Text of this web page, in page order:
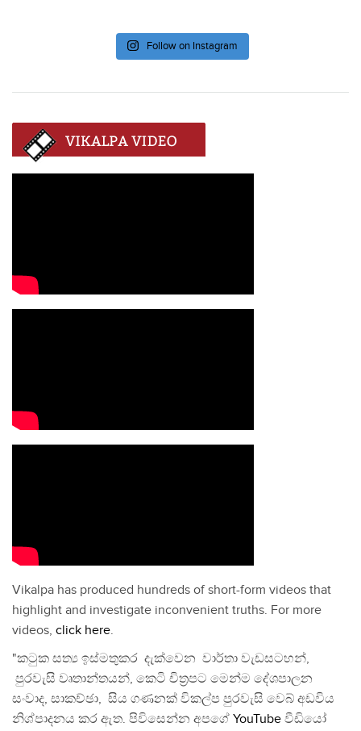
Follow on Instagram
Vikalpa has produced hundreds of short-form videos that
highlight and investigate inconvenient truths. For more
videos, click here.
"කටුක සත්‍ය ඉස්මතුකර දැක්වෙන වාර්තා වැඩසටහන්,
පුරවැසි වෘතාන්තයන්, කෙටි චිත්‍රපට මෙන්ම දේශපාලන
සංවාද, සාකච්ඡා, සිය ගණනක් විකල්ප පුරවැසි වෙබ් අඩවිය
නිශ්පාදනය කර ඇත. පිවිසෙන්න අපගේ YouTube වීඩියෝ